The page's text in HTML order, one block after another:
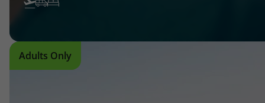
Adults Only